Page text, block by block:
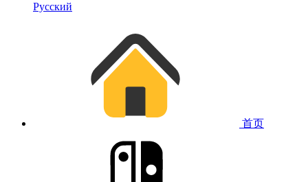
Русский
首页